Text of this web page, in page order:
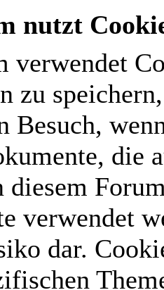
nutzt
verwendet
zu
Besuch,
die
verwendet
dar.